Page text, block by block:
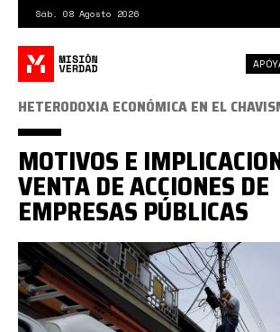
contenido
principal
Sáb. 08 Agosto 2026
cantv.jpg
HETERODOXIA ECONÓMICA EN EL
MOTIVOS E
VENTA DE ACCIONES DE
EMPRESAS PÚBLICAS